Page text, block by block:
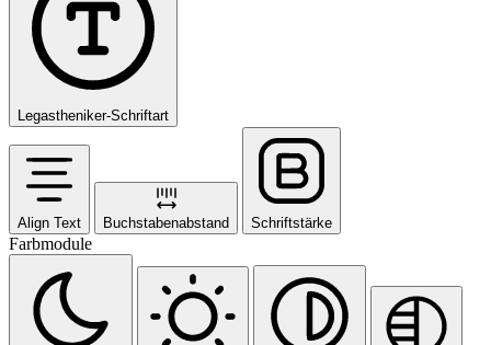
Legastheniker-Schriftart
Align Text Buchstabenabstand Schriftstärke
Farbmodule